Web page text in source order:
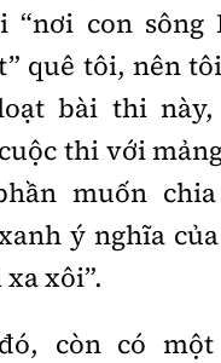
“nơi con sông
quê tôi, nên
bài thi
thi với
muốn
ý nghĩa
xôi”.
còn có